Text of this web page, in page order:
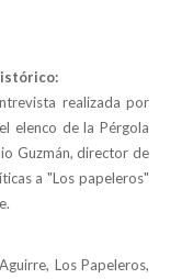
realizada por
elenco de la Pérgola
Guzmán, director de
a "Los papeleros"
Los Papeleros,